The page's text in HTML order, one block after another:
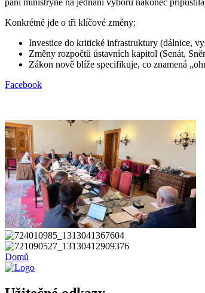
Konkrétně jde o tři klíčové změny:
Investice do kritické infrastruktury (dálnice,
Změny rozpočtů ústavních kapitol (Senát,
Zákon nově blíže specifikuje, co znamená
Facebook
Domů